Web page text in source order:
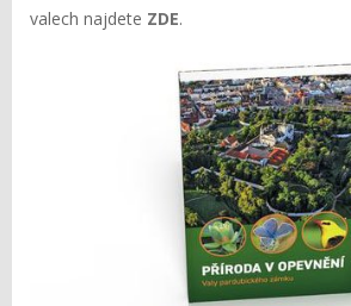
valech najdete ZDE.